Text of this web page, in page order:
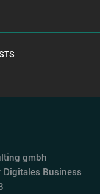
gmbh
Business